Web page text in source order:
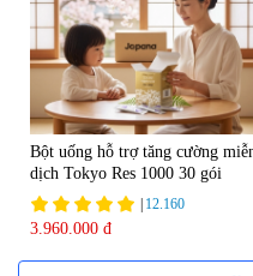
Bột uống hỗ trợ tăng cường
dịch Tokyo Res 1000 30 gói
12.160
3.960.000 đ